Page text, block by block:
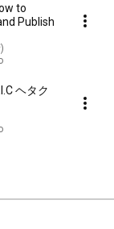
to
Publish
ヘタク